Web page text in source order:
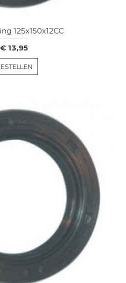
125x150x12CC
€ 13,95